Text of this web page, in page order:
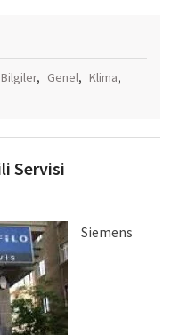
Bilgiler, Genel, Klima,
Servisi
Siemens